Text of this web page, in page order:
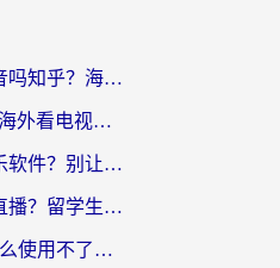
国外可以看央视影音吗知乎？海外党亲测有效的回国加速方案
海外党必看：选对“海外看电视剧软件”，再也不用愁国内剧刷不了
国外如何听国内音乐软件？别让地域限制，断了你的中文歌单
海外哪里能看奥运直播？留学生&海外华人必看的体育赛事观赛终极指南
12123交管在国外怎么使用不了？海外华人必看的无缝访问国内资源指南